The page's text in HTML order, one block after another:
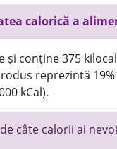
calorică a
și conține 375
reprezintă
kCal).
câte calorii ai